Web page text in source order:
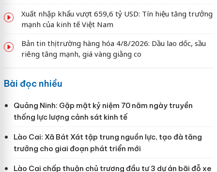
Xuất nhập khẩu vượt 659,6 tỷ USD: Tín hiệu tăng trưởng
mạnh của kinh tế Việt Nam
Bản tin thị trường hàng hóa 4/8/2026: Dầu lao dốc, sầu
riêng tăng mạnh, giá vàng giằng co
Bài đọc nhiều
Quảng Ninh: Gặp mặt kỷ niệm 70 năm ngày truyền
thống lực lượng cảnh sát kinh tế
Lào Cai: Xã Bát Xát tập trung nguồn lực, tạo đà tăng
trưởng cho giai đoạn phát triển mới
Lào Cai chấp thuận chủ trương đầu tư 3 dự án bãi đỗ xe